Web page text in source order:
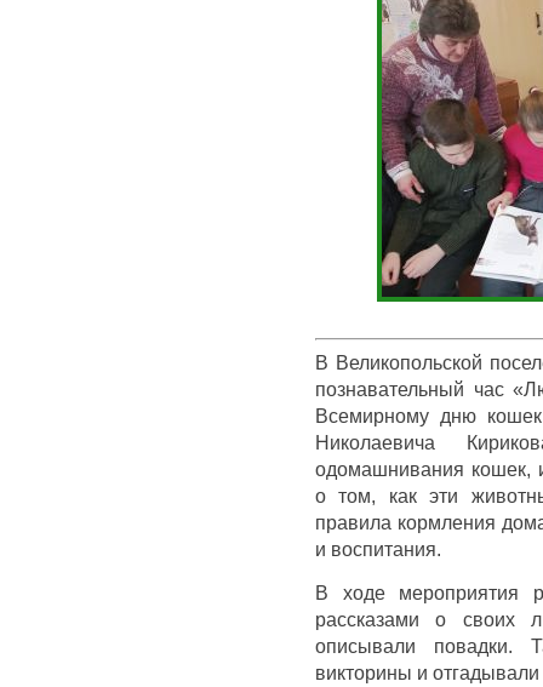
В Великопольской
познавательный час
Всемирному дню
Николаевича
одомашнивания кошек,
о том, как эти
правила кормления
и воспитания.
В ходе мероприятия
рассказами о своих
описывали повадки.
викторины и